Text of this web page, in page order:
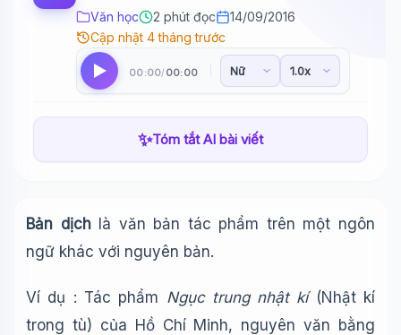
Văn học 2 phút đọc
14/09/2016
Cập nhật 4 tháng trước
00:00/ 00:00
✨Tóm tắt AI bài viết
Bản dịchlà văn bản tác phẩm trên một ngôn
ngữ khác với nguyên bản.
Ví dụ : Tác phẩm Ngục trung nhật kí(Nhật kí
trong tù) của Hồ Chí Minh, nguyên văn bằng